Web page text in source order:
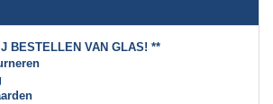
BESTELLEN VAN GLAS! **